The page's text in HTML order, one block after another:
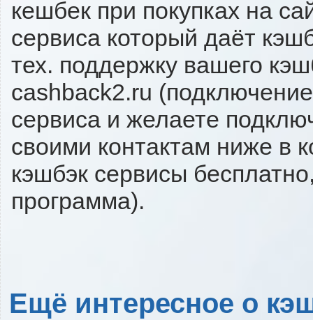
кешбек при покупках на
сервиса который даёт
тех. поддержку вашего
cashback2.ru
сервиса и желаете
своими контактам ниже в
кэшбэк сервисы
программа).
Ещё интересное о